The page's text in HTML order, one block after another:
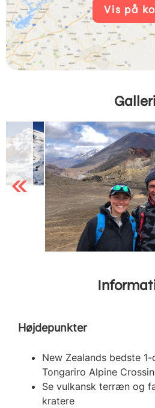
Vis på
Galleri
Previous
Højdepunkter
New Zealands bedste
Tongariro Alpine
Se vulkansk terræn og
kratere